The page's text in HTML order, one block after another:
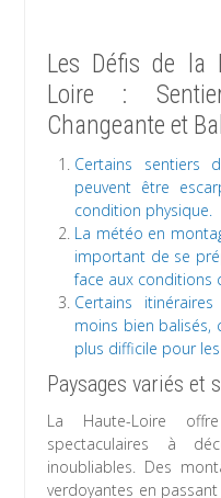
Les Défis de la
Loire :
Changeante et
Certains sentiers
peuvent être
condition physique.
La météo en
important de se
face aux conditions
Certains
moins bien balisés,
plus difficile pour
Paysages variés et
La Haute-Loire
spectaculaires à
inoubliables. Des
verdoyantes en